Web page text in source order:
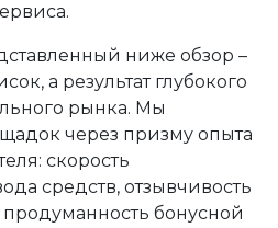
ниже обзор –
а результат глубокого
рынка. Мы
через призму опыта
скорость
средств, отзывчивость
бонусной